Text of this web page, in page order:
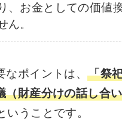
、お金としての価値
ん。
なポイントは、「祭
（財産分けの話し合
いうことです。